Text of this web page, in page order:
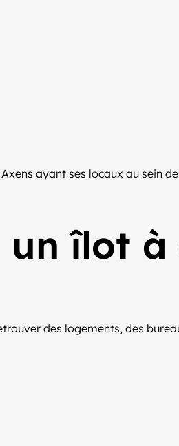
ayant ses locaux au sein
îlot à
des logements, des